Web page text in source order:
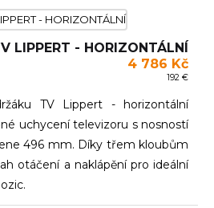
LIPPERT - HORIZONTÁLNÍ
4 786 Kč
192 €
TV Lippert - horizontální
uchycení televizoru s nosností
496 mm. Díky třem kloubům
otáčení a naklápění pro ideální